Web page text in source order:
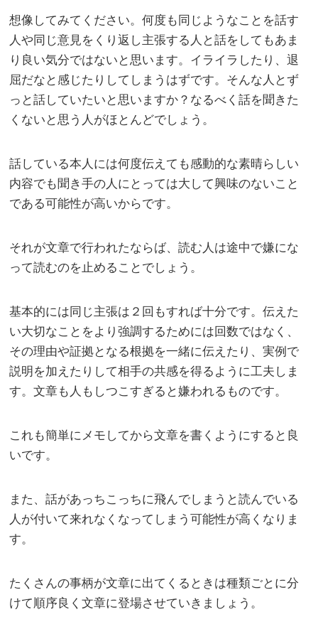
想像してみてください。何度も同じようなことを話す
人や同じ意見をくり返し主張する人と話をしてもあま
り良い気分ではないと思います。イライラしたり、退
屈だなと感じたりしてしまうはずです。そんな人とず
っと話していたいと思いますか？なるべく話を聞きた
くないと思う人がほとんどでしょう。
話している本人には何度伝えても感動的な素晴らしい
内容でも聞き手の人にとっては大して興味のないこと
である可能性が高いからです。
それが文章で行われたならば、読む人は途中で嫌にな
って読むのを止めることでしょう。
基本的には同じ主張は２回もすれば十分です。伝えた
い大切なことをより強調するためには回数ではなく、
その理由や証拠となる根拠を一緒に伝えたり、実例で
説明を加えたりして相手の共感を得るように工夫しま
す。文章も人もしつこすぎると嫌われるものです。
これも簡単にメモしてから文章を書くようにすると良
いです。
また、話があっちこっちに飛んでしまうと読んでいる
人が付いて来れなくなってしまう可能性が高くなりま
す。
たくさんの事柄が文章に出てくるときは種類ごとに分
けて順序良く文章に登場させていきましょう。